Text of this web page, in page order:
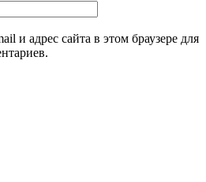
и адрес сайта в этом браузере для